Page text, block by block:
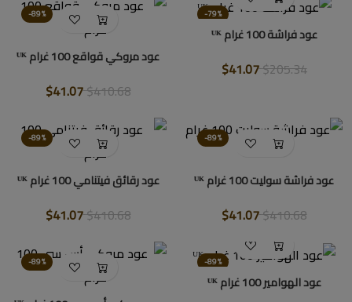
-79%
عود فراشة 100 غرام ᵁᴷ
$205.34
$41.07
-89%
عود مروكي قواقع 100 غرام ᵁᴷ
$410.68
$41.07
-89%
عود فراشة سوليت 100 غرام ᵁᴷ
$410.68
$41.07
-89%
عود رقائق فيتنامي 100 غرام ᵁᴷ
$410.68
$41.07
-89%
عود الهوامير 100 غرام ᵁᴷ
-89%